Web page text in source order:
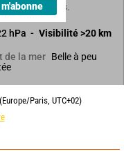
précipitations.
hPa Visibilité >20 km
de la mer Belle à peu
Paris, UTC+02)